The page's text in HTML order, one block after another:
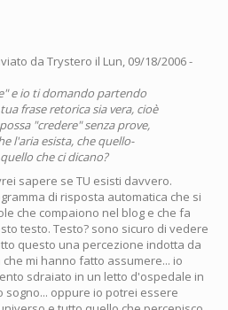
da Trystero il Lun, 09/18/2006 -
e io ti domando partendo
frase retorica sia vera, cioè
"credere" senza prove,
l'aria esista, che quello-
che ci dicano?
sapere se TU esisti davvero.
di risposta automatica che si
che compaiono nel blog e che fa
testo. Testo? sono sicuro di vedere
questo una percezione indotta da
mi hanno fatto assumere... io
sdraiato in un letto d'ospedale in
sogno... oppure io potrei essere